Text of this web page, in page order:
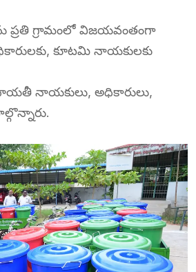
ప్రతి గ్రామంలో విజయవంతంగా
కూటమి నాయకులకు
నాయకులు, అధికారులు,